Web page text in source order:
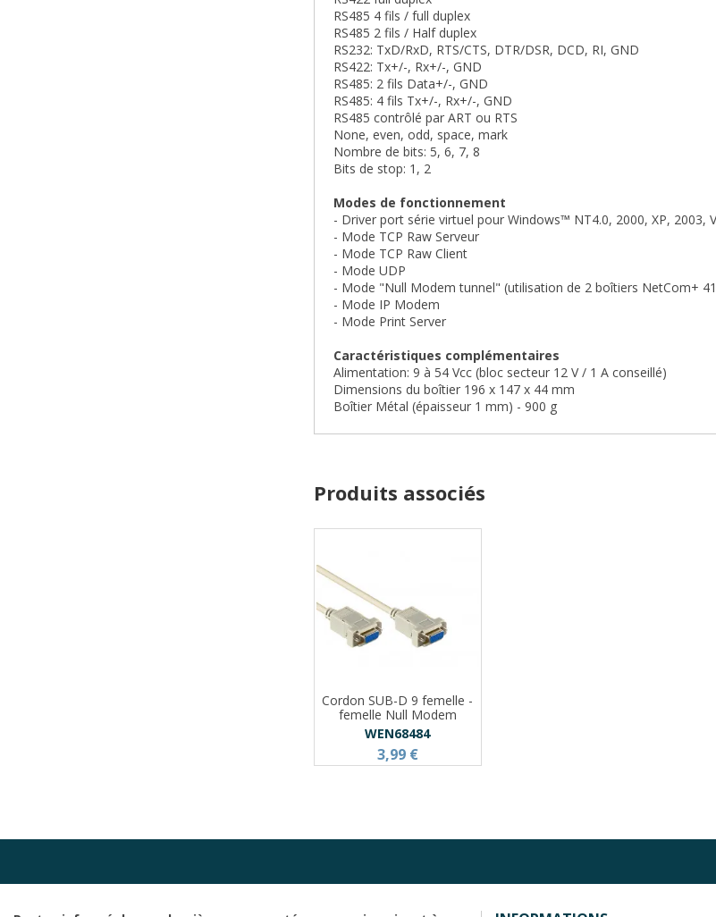
RS485 4 fils / full duplex
RS485 2 fils / Half duplex
RS232: TxD/RxD, RTS/CTS, DTR/DSR, DCD, RI, GND
RS422: Tx+/-, Rx+/-, GND
RS485: 2 fils Data+/-, GND
RS485: 4 fils Tx+/-, Rx+/-, GND
RS485 contrôlé par ART ou RTS
None, even, odd, space, mark
Nombre de bits: 5, 6, 7, 8
Bits de stop: 1, 2
Modes de fonctionnement
- Driver port série virtuel pour Windows™ NT4.0, 2000, XP, 2003,
- Mode TCP Raw Serveur
- Mode TCP Raw Client
- Mode UDP
- Mode "Null Modem tunnel" (utilisation de 2 boîtiers NetCom+
- Mode IP Modem
- Mode Print Server
Caractéristiques complémentaires
Alimentation: 9 à 54 Vcc (bloc secteur 12 V / 1 A conseillé)
Dimensions du boîtier 196 x 147 x 44 mm
Boîtier Métal (épaisseur 1 mm) - 900 g
Produits associés
Cordon SUB-D 9 femelle -
femelle Null Modem
WEN68484
3,99 €